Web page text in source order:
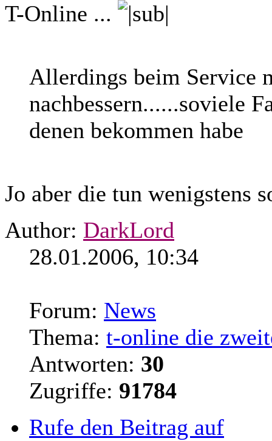
T-Online ...
Allerdings beim Service
nachbessern......soviele
denen bekommen habe
Jo aber die tun wenigstens
Author: DarkLord
28.01.2006, 10:34
Forum: News
Thema: t-online die
Antworten: 30
Zugriffe: 91784
Rufe den Beitrag auf